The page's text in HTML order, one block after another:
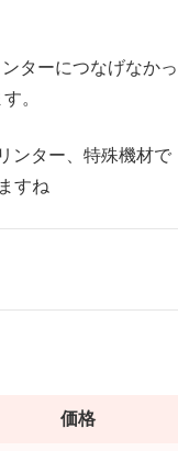
ターにつなげなかっ
。
ンター、特殊機材で
すね
価格